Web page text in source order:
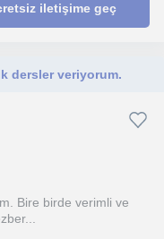
iletişime geç
dersler veriyorum.
Bire birde verimli ve